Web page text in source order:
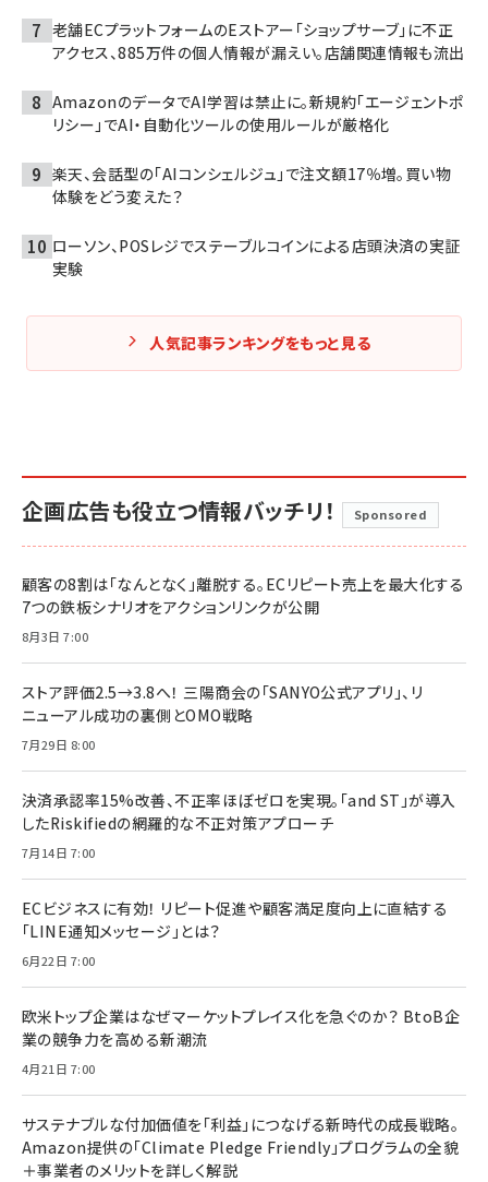
老舗ECプラットフォームのEストアー「ショップサーブ」に不正
アクセス、885万件の個人情報が漏えい。店舗関連情報も流出
AmazonのデータでAI学習は禁止に。新規約「エージェントポ
リシー」でAI・自動化ツールの使用ルールが厳格化
楽天、会話型の「AIコンシェルジュ」で注文額17％増。買い物
体験をどう変えた？
ローソン、POSレジでステーブルコインによる店頭決済の実証
実験
人気記事ランキングをもっと見る
企画広告も役立つ情報バッチリ！ Sponsored
顧客の8割は「なんとなく」離脱する。ECリピート売上を最大化する
7つの鉄板シナリオをアクションリンクが公開
8月3日 7:00
ストア評価2.5→3.8へ！ 三陽商会の「SANYO公式アプリ」、リ
ニューアル成功の裏側とOMO戦略
7月29日 8:00
決済承認率15%改善、不正率ほぼゼロを実現。「and ST」が導入
したRiskifiedの網羅的な不正対策アプローチ
7月14日 7:00
ECビジネスに有効！ リピート促進や顧客満足度向上に直結する
「LINE通知メッセージ」とは？
6月22日 7:00
欧米トップ企業はなぜマーケットプレイス化を急ぐのか？ BtoB企
業の競争力を高める新潮流
4月21日 7:00
サステナブルな付加価値を「利益」につなげる新時代の成長戦略。
Amazon提供の「Climate Pledge Friendly」プログラムの全貌
＋事業者のメリットを詳しく解説